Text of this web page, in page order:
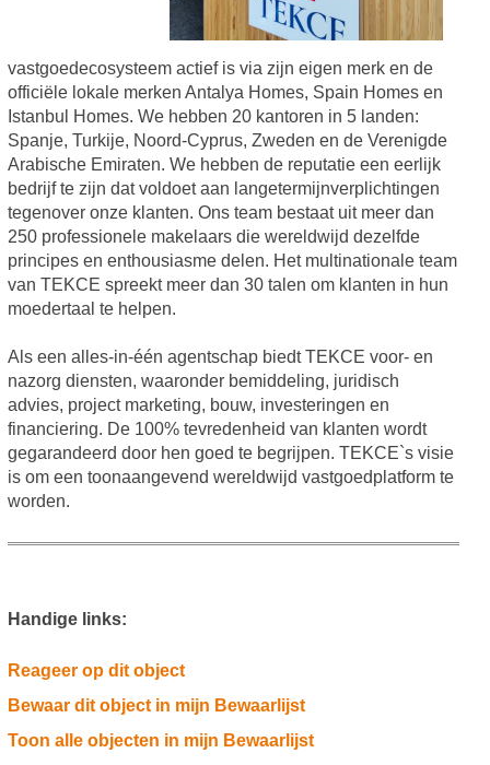
vastgoedecosysteem actief is via zijn eigen merk en de
officiële lokale merken Antalya Homes, Spain Homes en
Istanbul Homes. We hebben 20 kantoren in 5 landen:
Spanje, Turkije, Noord-Cyprus, Zweden en de Verenigde
Arabische Emiraten. We hebben de reputatie een eerlijk
bedrijf te zijn dat voldoet aan langetermijnverplichtingen
tegenover onze klanten. Ons team bestaat uit meer dan
250 professionele makelaars die wereldwijd dezelfde
principes en enthousiasme delen. Het multinationale team
van TEKCE spreekt meer dan 30 talen om klanten in hun
moedertaal te helpen.
Als een alles-in-één agentschap biedt TEKCE voor- en
nazorg diensten, waaronder bemiddeling, juridisch
advies, project marketing, bouw, investeringen en
financiering. De 100% tevredenheid van klanten wordt
gegarandeerd door hen goed te begrijpen. TEKCE`s visie
is om een toonaangevend wereldwijd vastgoedplatform te
worden.
Handige links:
Reageer op dit object
Bewaar dit object in mijn Bewaarlijst
Toon alle objecten in mijn Bewaarlijst